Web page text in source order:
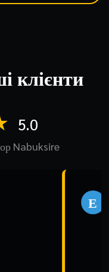
клієнти
5.0
Nabuksire
Е